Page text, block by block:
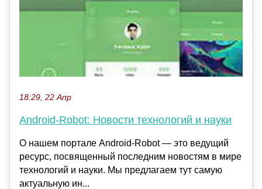
18:29, 22 Апр
Android-Robot: Новости технологий и науки
О нашем портале Android-Robot — это ведущий
ресурс, посвященный последним новостям в мире
технологий и науки. Мы предлагаем тут самую
актуальную ин...